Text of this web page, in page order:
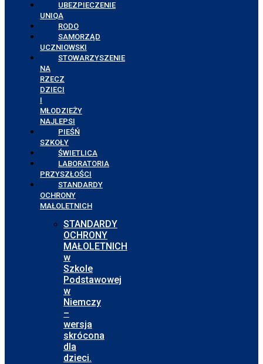
UBEZPIECZENIE
UNIQA
RODO
SAMORZĄD
UCZNIOWSKI
STOWARZYSZENIE
NA
RZECZ
DZIECI
I
MŁODZIEŻY
NAJLEPSI
PIEŚŃ
SZKOŁY
ŚWIETLICA
LABORATORIA
PRZYSZŁOŚCI
STANDARDY
OCHRONY
MAŁOLETNICH
STANDARDY
OCHRONY
MAŁOLETNICH
w
Szkole
Podstawowej
w
Niemczy
–
wersja
skrócona
dla
dzieci.